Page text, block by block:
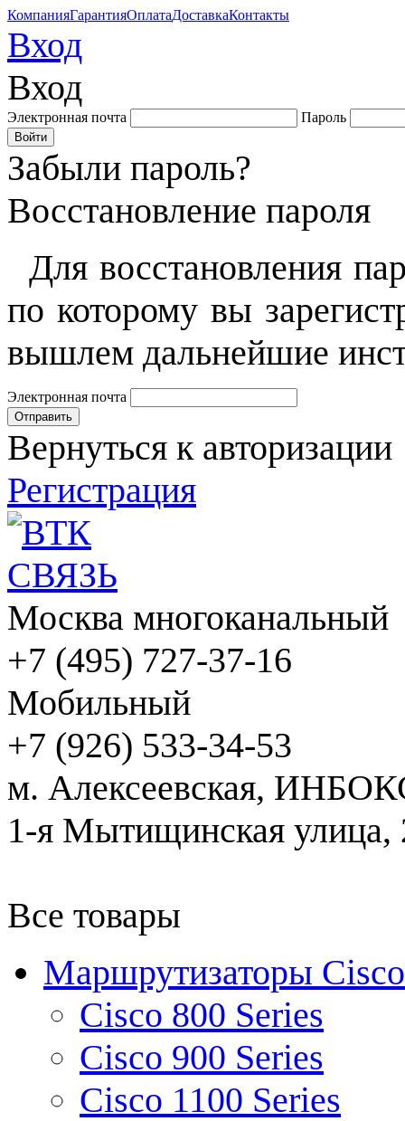
КомпанияГарантияОплатаДоставкаКонтакты
Вход
Вход
Электронная почта Пароль
Забыли пароль?
Восстановление пароля
Для восстановления
по которому вы
вышлем дальнейшие
Электронная почта
Вернуться к авторизации
Регистрация
Москва многоканальный
+7 (495) 727-37-16
Мобильный
+7 (926) 533-34-53
м. Алексеевская,
1-я Мытищинская улица,
Все товары
Маршрутизаторы Cisco
Cisco 800 Series
Cisco 900 Series
Cisco 1100 Series